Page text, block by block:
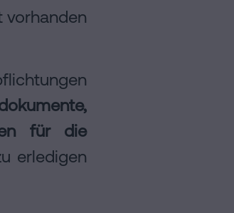
vorhanden
für die
erledigen